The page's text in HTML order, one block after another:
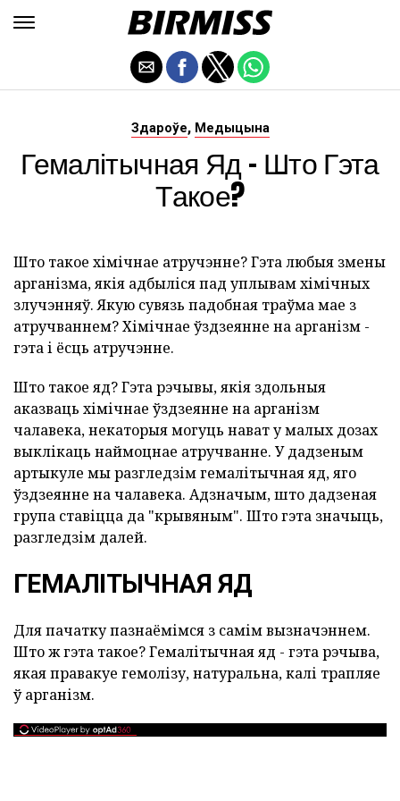
Здароўе, Медыцына
Гемалітычная Яд - Што Гэта
Такое?
Што такое хімічнае атручэнне? Гэта любыя змены
арганізма, якія адбыліся пад уплывам хімічных
злучэнняў. Якую сувязь падобная траўма мае з
атручваннем? Хімічнае ўздзеянне на арганізм -
гэта і ёсць атручэнне.
Што такое яд? Гэта рэчывы, якія здольныя
аказваць хімічнае ўздзеянне на арганізм
чалавека, некаторыя могуць нават у малых дозах
выклікаць наймоцнае атручванне. У дадзеным
артыкуле мы разгледзім гемалітычная яд, яго
ўздзеянне на чалавека. Адзначым, што дадзеная
група ставіцца да "крывяным". Што гэта значыць,
разгледзім далей.
ГЕМАЛІТЫЧНАЯ ЯД
Для пачатку пазнаёмімся з самім вызначэннем.
Што ж гэта такое? Гемалітычная яд - гэта рэчыва,
якая правакуе гемолізу, натуральна, калі трапляе
ў арганізм.